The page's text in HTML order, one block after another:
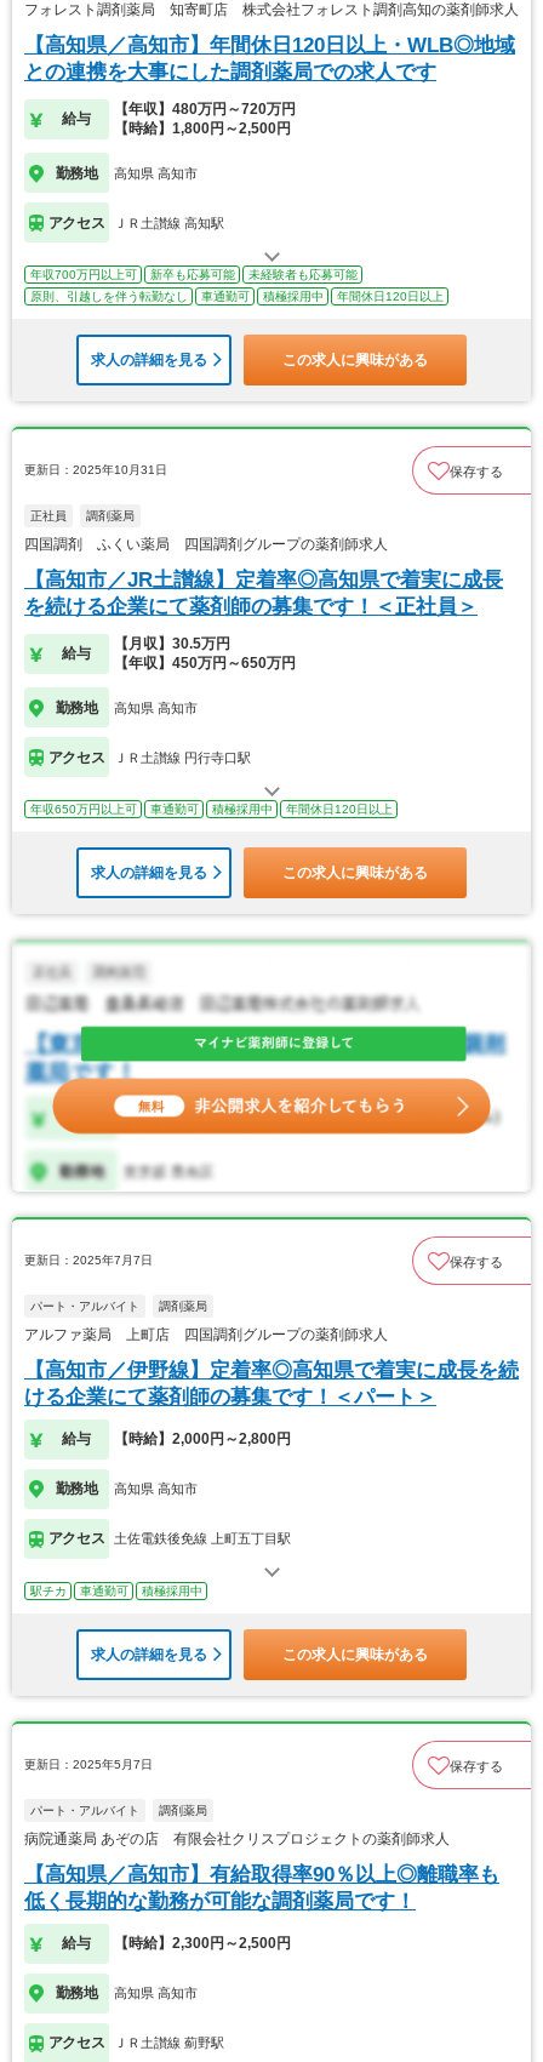
フォレスト調剤薬局 知寄町店 株式会社フォレスト調剤高知の薬剤師求人
【高知県／高知市】年間休日120日以上・WLB◎地域
との連携を大事にした調剤薬局での求人です
給与
【年収】480万円～720万円
【時給】1,800円～2,500円
勤務地 高知県 高知市
アクセス ＪＲ土讃線 高知駅
年収700万円以上可 新卒も応募可能
未経験者も応募可能
原則、引越しを伴う転勤なし
車通勤可 積極採用中 年間休日120日以上
求人の詳細を見る この求人に興味がある
更新日：2025年10月31日 保存する
正社員 調剤薬局
四国調剤 ふくい薬局 四国調剤グループの薬剤師求人
【高知市／JR土讃線】定着率◎高知県で着実に成長
を続ける企業にて薬剤師の募集です！＜正社員＞
給与
【月収】30.5万円
【年収】450万円～650万円
勤務地 高知県 高知市
アクセス ＪＲ土讃線 円行寺口駅
年収650万円以上可 車通勤可 積極採用中 年間休日120日以上
求人の詳細を見る この求人に興味がある
更新日：2025年7月7日 保存する
パート・アルバイト 調剤薬局
アルファ薬局 上町店 四国調剤グループの薬剤師求人
【高知市／伊野線】定着率◎高知県で着実に成長を続
ける企業にて薬剤師の募集です！＜パート＞
給与 【時給】2,000円～2,800円
勤務地 高知県 高知市
アクセス 土佐電鉄後免線 上町五丁目駅
駅チカ 車通勤可 積極採用中
求人の詳細を見る この求人に興味がある
更新日：2025年5月7日 保存する
パート・アルバイト 調剤薬局
病院通薬局 あぞの店 有限会社クリスプロジェクトの薬剤師求人
【高知県／高知市】有給取得率90％以上◎離職率も
低く長期的な勤務が可能な調剤薬局です！
給与 【時給】2,300円～2,500円
勤務地 高知県 高知市
アクセス ＪＲ土讃線 薊野駅